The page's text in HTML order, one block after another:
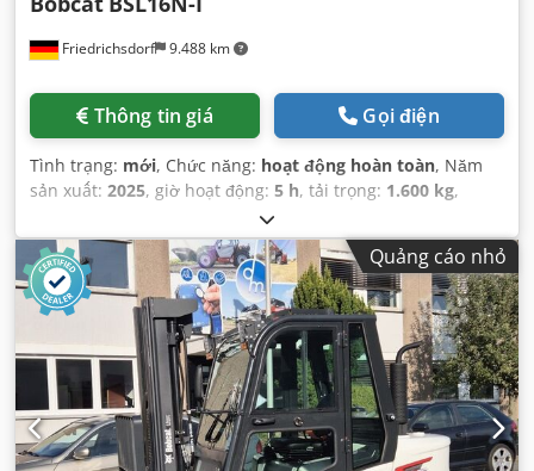
Friedrichsdorf 9.488 km
Thông tin giá Gọi điện
Tình trạng: mới, Chức năng: hoạt động hoàn toàn, Năm
sản xuất: 2025, giờ hoạt động: 5 h, tải trọng: 1.600 kg,
, nâng tự do:
nhiên liệu:điện, loại cột:triplex, chiều cao xây dựng:2.108
mm, chiều dài càng:1.150 mm, trọng lượng không tải:
1.340 kg, tổng chiều dài: 1.964 mm, loại truyền động:
Elektro
, chiều rộng xây dựng:820 mm,
Quảng cáo nhỏ